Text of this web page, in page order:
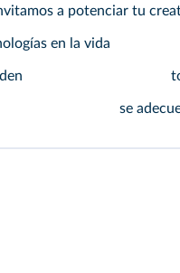
a potenciar tu
en la vida
se